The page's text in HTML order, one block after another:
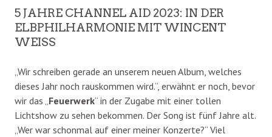
5 JAHRE CHANNEL AID 2023: IN DER
ELBPHILHARMONIE MIT WINCENT
WEISS
„Wir schreiben gerade an unserem neuen Album, welches
dieses Jahr noch rauskommen wird.“, erwähnt er noch, bevor
wir das „Feuerwerk“ in der Zugabe mit einer tollen
Lichtshow zu sehen bekommen. Der Song ist fünf Jahre alt.
„Wer war schonmal auf einer meiner Konzerte?“ Viel